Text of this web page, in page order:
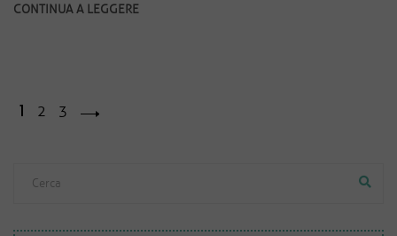
CONTINUA A LEGGERE
1 2 3